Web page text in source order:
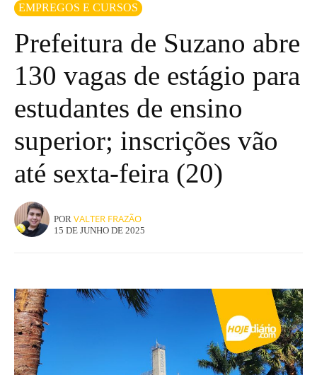
EMPREGOS E CURSOS
Prefeitura de Suzano abre
130 vagas de estágio para
estudantes de ensino
superior; inscrições vão
até sexta-feira (20)
POR VALTER FRAZÃO
15 DE JUNHO DE 2025